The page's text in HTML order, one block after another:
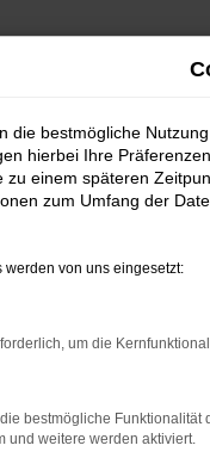
die bestmögliche
hierbei Ihre
zu einem späteren
zum Umfang der
von uns eingesetzt:
um die
bestmögliche
und weitere werden aktiviert.